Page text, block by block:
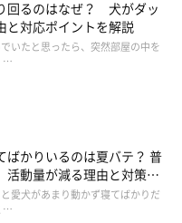
回るのはなぜ？ 犬がダッ
と対応ポイントを解説
いたと思ったら、突然部屋の中を
…
ばかりいるのは夏バテ？ 普
動量が減る理由と対策と
愛犬があまり動かず寝てばかりだ
…